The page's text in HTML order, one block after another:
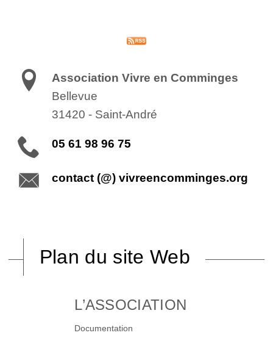
Association Vivre en Comminges
Bellevue
31420 - Saint-André
05 61 98 96 75
contact (@) vivreencomminges.org
Plan du site Web
L’ASSOCIATION
Documentation